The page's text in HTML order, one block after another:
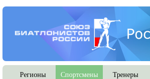
Регионы Спортсмены Тренеры